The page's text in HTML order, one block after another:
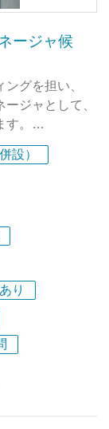
織を作ってい
常にチャレン
のも他では経
て頂ければ、
ョナルになれ
ております。
ージャ候
グを担い、
ジャとして、
。
、
ナル集団を目指
しながら、
を歓迎しま
に、採用ムー
設）
り